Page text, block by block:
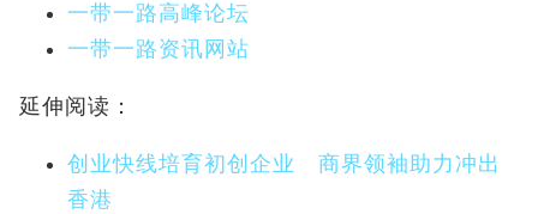
一带一路高峰论坛
一带一路资讯网站
延伸阅读：
创业快线培育初创企业 商界领袖助力冲出
香港